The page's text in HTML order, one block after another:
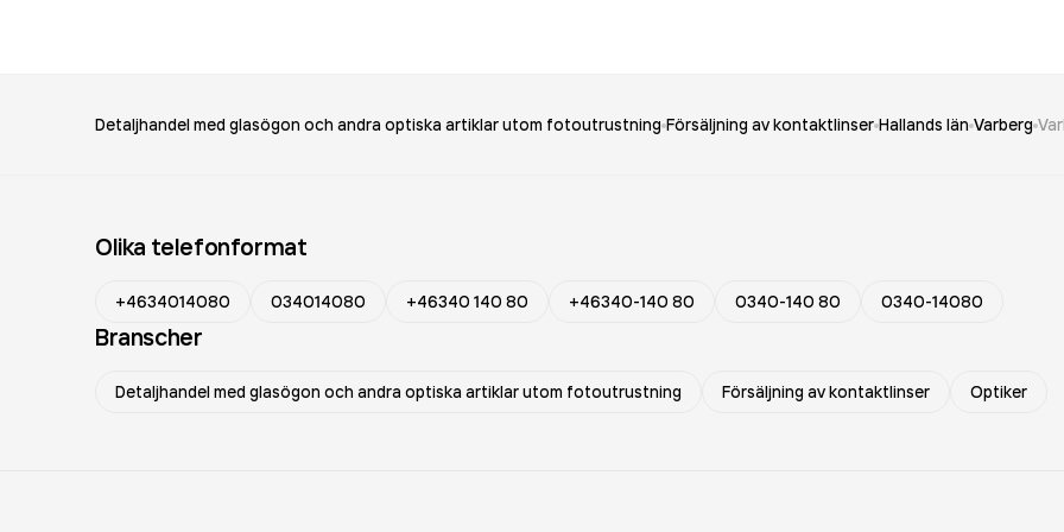
Detaljhandel med glasögon och andra optiska artiklar utom fotoutrustning Försäljning av kontaktlinser Hallands län Varberg
Olika telefonformat
+4634014080 034014080 +46340 140 80 +46340-140 80 0340-140 80 0340-14080
Branscher
Detaljhandel med glasögon och andra optiska artiklar utom fotoutrustning Försäljning av kontaktlinser Optiker